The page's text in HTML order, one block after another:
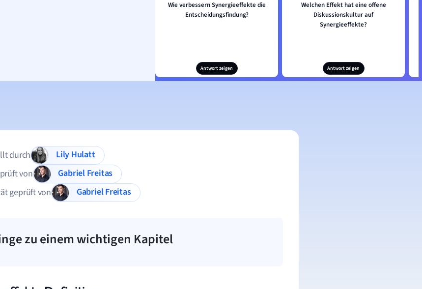
Wie verbessern Synergieeffekte die
Entscheidungsfindung?
Antwort zeigen
Welchen Effekt hat eine offene
Diskussionskultur auf
Synergieeffekte?
Antwort zeigen
durch
Lily Hulatt
von
Gabriel Freitas
geprüft von
Gabriel Freitas
zu einem wichtigen Kapitel